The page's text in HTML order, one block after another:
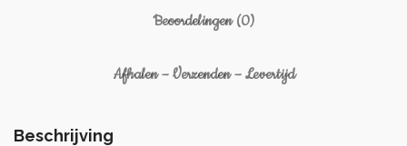
Beoordelingen (0)
Afhalen – Verzenden – Levertijd
Beschrijving